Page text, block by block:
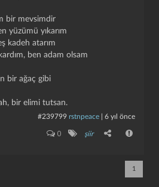
bir mevsimdir
yüzümü yıkarım
kadeh atarım
ben adam olsam
bir ağaç gibi
bir elimi tutsan.
#239799 rstnpeace 6 yıl önce
0 şiir
1